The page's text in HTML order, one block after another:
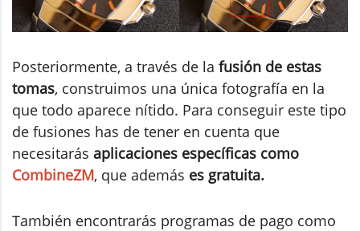
Posteriormente, a través de la fusión de estas
tomas, construimos una única fotografía en la
que todo aparece nítido. Para conseguir este tipo
de fusiones has de tener en cuenta que
necesitarás aplicaciones específicas como
CombineZM, que además es gratuita.
También encontrarás programas de pago como